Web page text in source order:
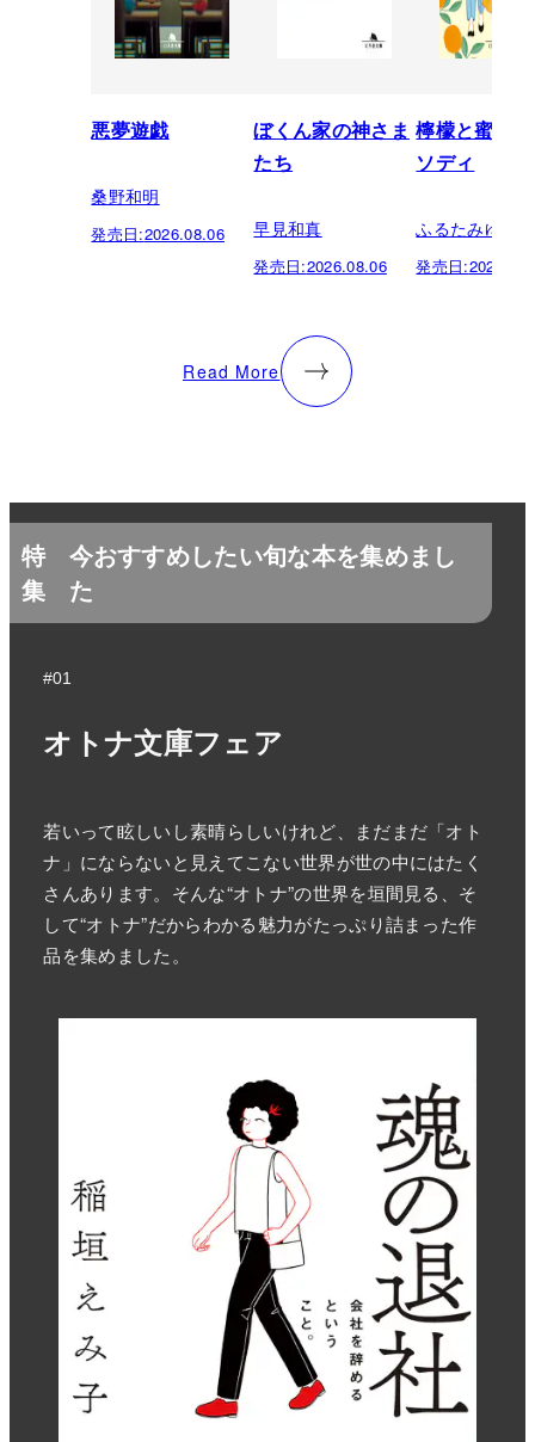
悪夢遊戯
桑野和明
発売日:2026.08.06
ぼくん家の神さま
たち
早見和真
発売日:2026.08.06
檸檬と蜜柑
ソディ
ふるたみゆき
発売日:
Read More
特
集
今おすすめしたい旬な本を集めまし
た
#01
オトナ文庫フェア
若いって眩しいし素晴らしいけれど、まだまだ「オト
ナ」にならないと見えてこない世界が世の中にはたく
さんあります。そんな“オトナ”の世界を垣間見る、そ
して“オトナ”だからわかる魅力がたっぷり詰まった作
品を集めました。